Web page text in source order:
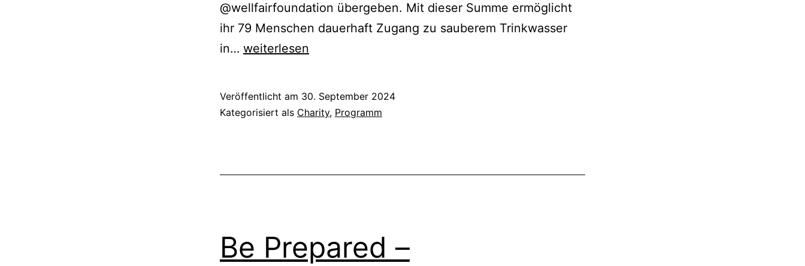
@wellfairfoundation übergeben. Mit dieser Summe ermöglicht
ihr 79 Menschen dauerhaft Zugang zu sauberem Trinkwasser
in… Benefizkonzert
well:fair
Foundation
weiterlesen
Veröffentlicht am 30. September 2024
Kategorisiert als Charity, Programm
Be Prepared –